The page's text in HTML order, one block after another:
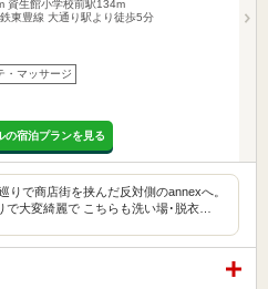
資生館小学校前駅134m
東豊線 大通り駅より徒歩5分
・マッサージ
の宿泊プランを見る
りで商店街を挟んだ反対側のannexへ。
で大変綺麗で こちらも洗い場･脱衣…